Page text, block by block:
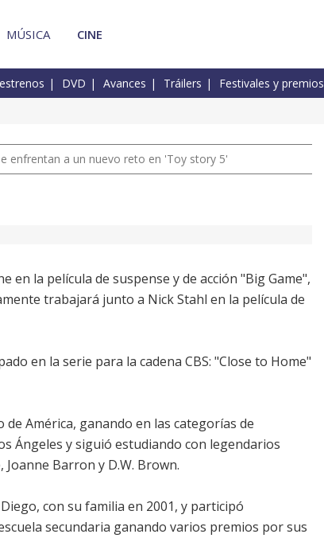
MÚSICA CINE
DVD Avances Tráilers Festivales y premios
enfrentan a un nuevo reto en 'Toy story 5'
en la película de suspense y de acción "Big Game",
trabajará junto a Nick Stahl en la película de
en la serie para la cadena CBS: "Close to Home"
América, ganando en las categorías de
Ángeles y siguió estudiando con legendarios
Barron y D.W. Brown.
con su familia en 2001, y participó
secundaria ganando varios premios por sus